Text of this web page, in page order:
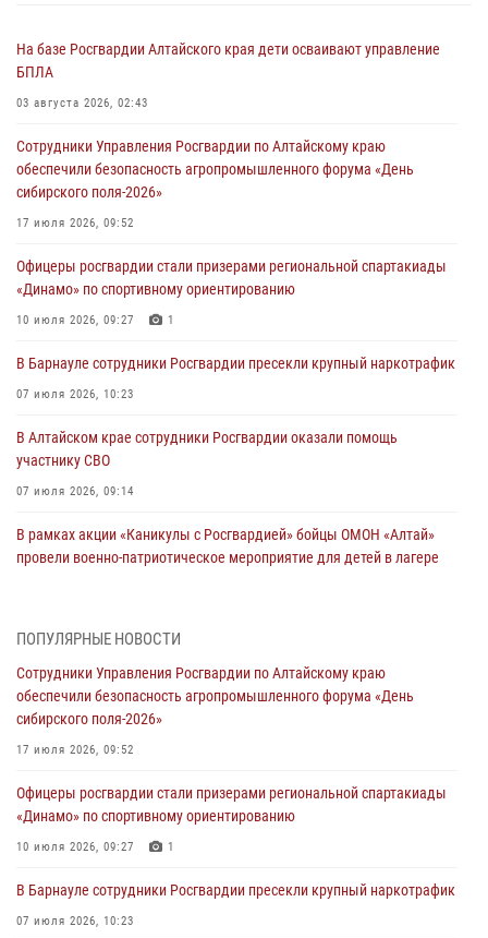
На базе Росгвардии Алтайского края дети осваивают управление
БПЛА
03 августа 2026, 02:43
Сотрудники Управления Росгвардии по Алтайскому краю
обеспечили безопасность агропромышленного форума «День
сибирского поля-2026»
17 июля 2026, 09:52
Офицеры росгвардии стали призерами региональной спартакиады
«Динамо» по спортивному ориентированию
10 июля 2026, 09:27 1
В Барнауле сотрудники Росгвардии пресекли крупный наркотрафик
07 июля 2026, 10:23
В Алтайском крае сотрудники Росгвардии оказали помощь
участнику СВО
07 июля 2026, 09:14
В рамках акции «Каникулы с Росгвардией» бойцы ОМОН «Алтай»
провели военно-патриотическое мероприятие для детей в лагере
акции «Коробка храбрости»
Сотрудники Росгвардии провели встречу с юными пограничниками
03 июля 2026, 04:03
Управление Росгвардии по Алтайскому краю провело для детей
02 июля 2026, 00:55
ПОПУЛЯРНЫЕ НОВОСТИ
Сотрудники Управления Росгвардии по Алтайскому краю
обеспечили безопасность агропромышленного форума «День
сибирского поля-2026»
17 июля 2026, 09:52
Офицеры росгвардии стали призерами региональной спартакиады
«Динамо» по спортивному ориентированию
10 июля 2026, 09:27 1
В Барнауле сотрудники Росгвардии пресекли крупный наркотрафик
07 июля 2026, 10:23